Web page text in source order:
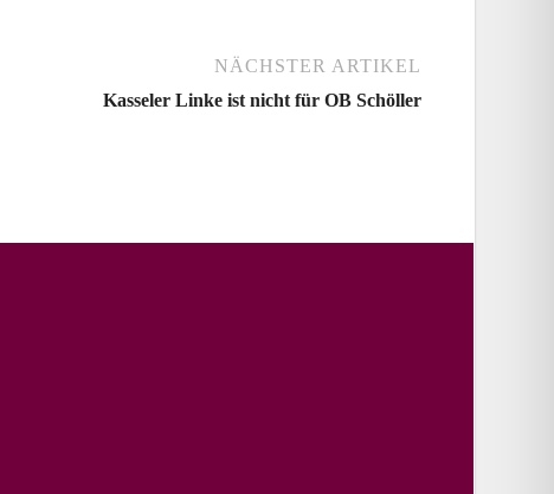
NÄCHSTER ARTIKEL
Kasseler Linke ist nicht für OB Schöller